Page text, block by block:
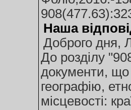
Наша
Доброго дня,
До розділу
документи, що
географію,
місцевості: